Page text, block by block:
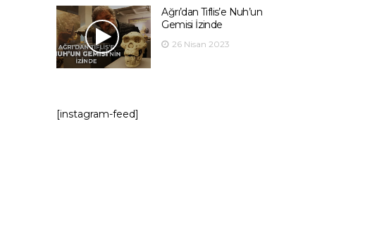
Ağrı’dan Tiflis’e Nuh’un
Gemisi İzinde
26 Nisan 2023
[instagram-feed]